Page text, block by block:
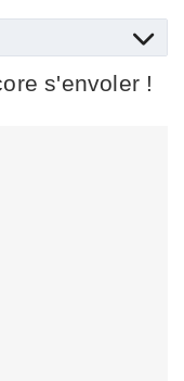
s'envoler !